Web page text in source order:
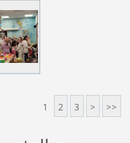
1 2 3 > >>